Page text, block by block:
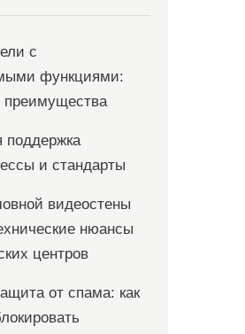
с
функциями:
преимущества
поддержка
и стандарты
видеостены
нюансы
центров
от спама: как